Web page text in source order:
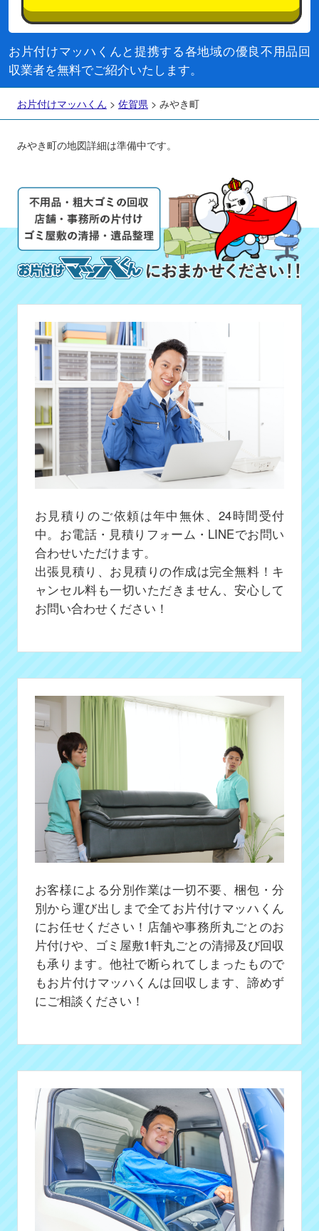
お片付けマッハくんと提携する各地域の優良不用品回
収業者を無料でご紹介いたします。
お片付けマッハくん > 佐賀県 > みやき町
みやき町の地図詳細は準備中です。
お見積りのご依頼は年中無休、24時間受付
中。お電話・見積りフォーム・LINEでお問い
合わせいただけます。
出張見積り、お見積りの作成は完全無料！キ
ャンセル料も一切いただきません、安心して
お問い合わせください！
お客様による分別作業は一切不要、梱包・分
別から運び出しまで全てお片付けマッハくん
にお任せください！店舗や事務所丸ごとのお
片付けや、ゴミ屋敷1軒丸ごとの清掃及び回収
も承ります。他社で断られてしまったもので
もお片付けマッハくんは回収します、諦めず
にご相談ください！